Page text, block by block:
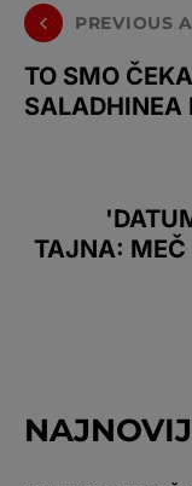
PREVIOUS
TO SMO
SALADHINEA
TAJNA: MEČ